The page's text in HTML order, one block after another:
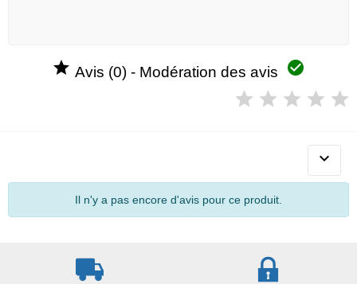
 Avis (0) - Modération des avis 

Il n'y a pas encore d'avis pour ce produit.